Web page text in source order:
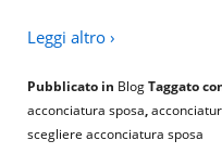
Leggi altro ›
Pubblicato in BlogTaggato
acconciatura sposa,
scegliere acconciatura sposa